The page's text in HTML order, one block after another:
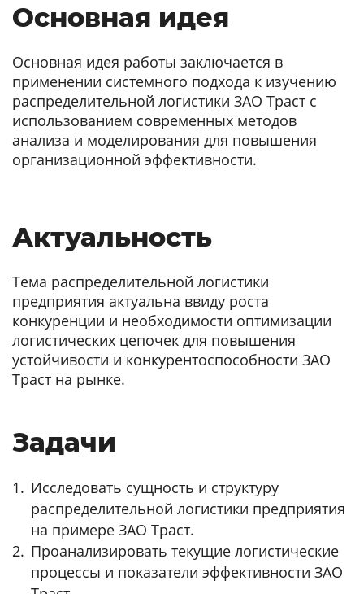
Основная идея
Основная идея работы заключается в
применении системного подхода к изучению
распределительной логистики ЗАО Траст с
использованием современных методов
анализа и моделирования для повышения
организационной эффективности.
Актуальность
Тема распределительной логистики
предприятия актуальна ввиду роста
конкуренции и необходимости оптимизации
логистических цепочек для повышения
устойчивости и конкурентоспособности ЗАО
Траст на рынке.
Задачи
Исследовать сущность и структуру
распределительной логистики предприятия
на примере ЗАО Траст.
Проанализировать текущие логистические
процессы и показатели эффективности ЗАО